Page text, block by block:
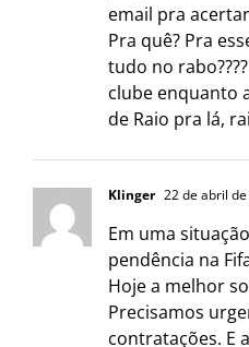
email pra
Pra quê? Pra
tudo no
clube enquanto
de Raio pra lá,
Klinger 22 de abril
Em uma
pendência na
Hoje a melhor
Precisamos
contratações. E